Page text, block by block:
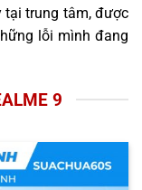
tại trung tâm, được
lỗi mình đang
9